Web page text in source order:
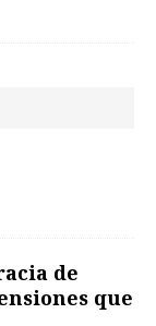
de
que